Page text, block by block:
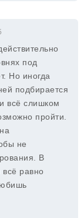
под
Но иногда
подбирается
всё слишком
пройти.
не
В
всё равно